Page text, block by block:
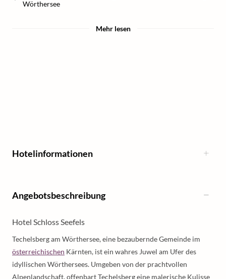
Wörthersee
Mehr lesen
Hotelinformationen
Angebotsbeschreibung
Hotel Schloss Seefels
Techelsberg am Wörthersee, eine bezaubernde Gemeinde im
österreichischen Kärnten, ist ein wahres Juwel am Ufer des
idyllischen Wörthersees. Umgeben von der prachtvollen
Alpenlandschaft, offenbart Techelsberg eine malerische Kulisse